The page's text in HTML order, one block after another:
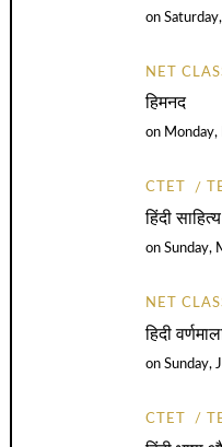
on
NET
हिमनद
on Monday,
CTET
हिंदी
onSunday,
NET
हिदी
onSunday,
CTET